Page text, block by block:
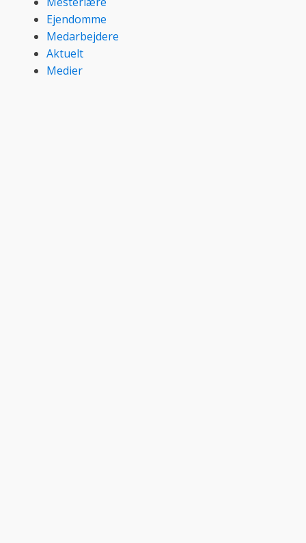
Ejendomme
Medarbejdere
Aktuelt
Medier